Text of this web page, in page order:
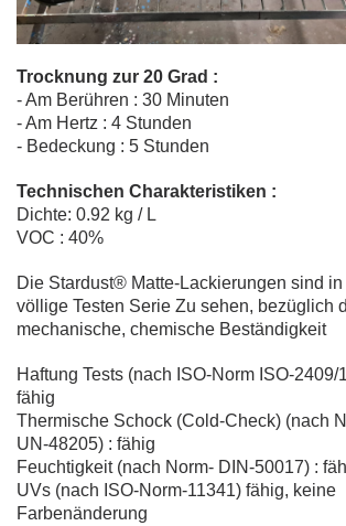
Trocknung zur 20 Grad :
- Am Berühren : 30 Minuten
- Am Hertz : 4 Stunden
- Bedeckung : 5 Stunden
Technischen Charakteristiken :
Dichte: 0.92 kg / L
VOC : 40%
Die Stardust® Matte-Lackierungen sind
völlige Testen Serie Zu sehen, bezüglich
mechanische, chemische Beständigkeit
Haftung Tests (nach ISO-Norm ISO-2409/
fähig
Thermische Schock (Cold-Check) (nach
UN-48205) : fähig
Feuchtigkeit (nach Norm- DIN-50017) :
UVs (nach ISO-Norm-11341) fähig, keine
Farbenänderung